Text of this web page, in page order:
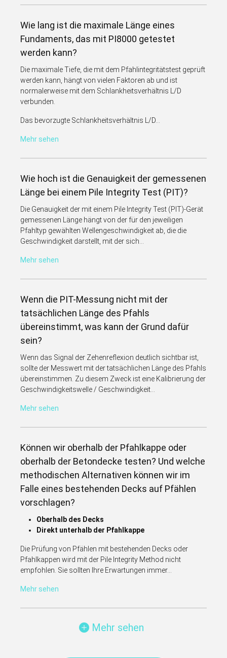
Wie lang ist die maximale Länge eines
Fundaments, das mit PI8000 getestet
werden kann?
Die maximale Tiefe, die mit dem Pfahlintegritätstest geprüft
werden kann, hängt von vielen Faktoren ab und ist
normalerweise mit dem Schlankheitsverhältnis L/D
verbunden.
Das bevorzugte Schlankheitsverhältnis L/D...
Mehr sehen
Wie hoch ist die Genauigkeit der gemessenen
Länge bei einem Pile Integrity Test (PIT)?
Die Genauigkeit der mit einem Pile Integrity Test (PIT)-Gerät
gemessenen Länge hängt von der für den jeweiligen
Pfahltyp gewählten Wellengeschwindigkeit ab, die die
Geschwindigkeit darstellt, mit der sich...
Mehr sehen
Wenn die PIT-Messung nicht mit der
tatsächlichen Länge des Pfahls
übereinstimmt, was kann der Grund dafür
sein?
Wenn das Signal der Zehenreflexion deutlich sichtbar ist,
sollte der Messwert mit der tatsächlichen Länge des Pfahls
übereinstimmen. Zu diesem Zweck ist eine Kalibrierung der
Geschwindigkeitswelle / Geschwindigkeit...
Mehr sehen
Können wir oberhalb der Pfahlkappe oder
oberhalb der Betondecke testen? Und welche
methodischen Alternativen können wir im
Falle eines bestehenden Decks auf Pfählen
vorschlagen?
Oberhalb des Decks
Direkt unterhalb der Pfahlkappe
Die Prüfung von Pfählen mit bestehenden Decks oder
Pfahlkappen wird mit der Pile Integrity Method nicht
empfohlen. Sie sollten Ihre Erwartungen immer...
Mehr sehen
Mehr sehen